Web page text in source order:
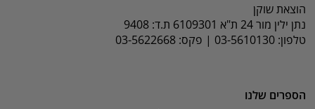
הוצאת שוקן
נתן ילין מור 24 ת"א 6109301 ת.ד: 9408
טלפון: 03-5610130 | פקס: 03-5622668
הספרים שלנו